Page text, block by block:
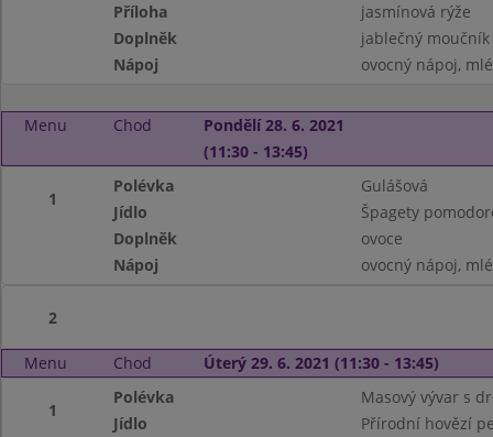
Příloha
jasmínová rýže
Doplněk
jablečný moučník
Nápoj
ovocný nápoj,
Menu Chod
Pondělí 28. 6. 2021
(11:30 - 13:45)
1
Polévka
Gulášová
Jídlo
Špagety
Doplněk
ovoce
Nápoj
ovocný nápoj,
2
Menu Chod Úterý 29. 6. 2021 (11:30 - 13:45)
1
Polévka
Masový vývar s
Jídlo
Přírodní hovězí